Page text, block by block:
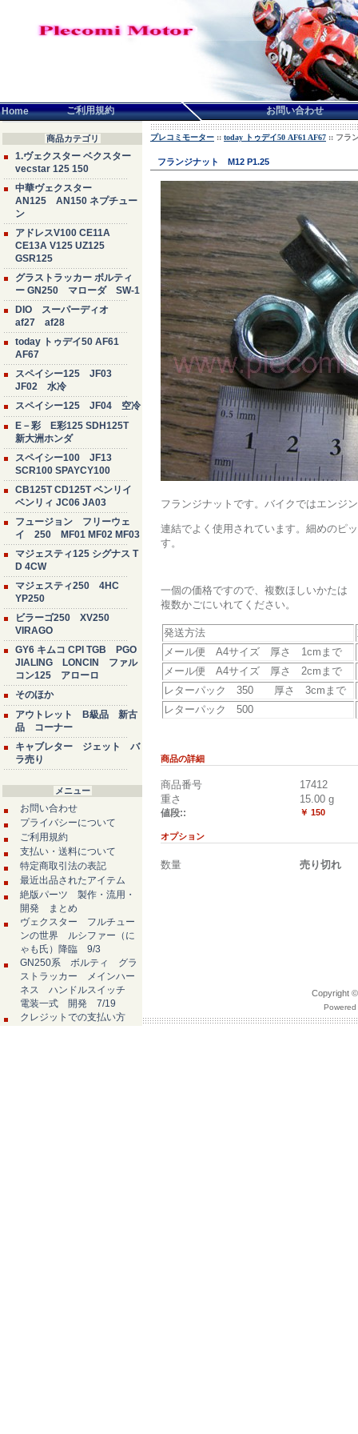
Home ご利用規約 お問い合わせ
商品カテゴリ
1.ヴェクスター ベクスター
vecstar 125 150
中華ヴェクスター
AN125 AN150 ネプチュー
ン
アドレスV100 CE11A
CE13A V125 UZ125
GSR125
グラストラッカー ボルティ
ー GN250 マローダ SW-1
DIO スーパーディオ
af27 af28
today トゥデイ50 AF61
AF67
スペイシー125 JF03
JF02 水冷
スペイシー125 JF04 空冷
E－彩 E彩125 SDH125T
新大洲ホンダ
スペイシー100 JF13
SCR100 SPAYCY100
CB125T CD125T ベンリイ
ベンリィ JC06 JA03
フュージョン フリーウェ
イ 250 MF01 MF02 MF03
マジェスティ125 シグナス T
D 4CW
マジェスティ250 4HC
YP250
ビラーゴ250 XV250
VIRAGO
GY6 キムコ CPI TGB PGO
JIALING LONCIN ファル
コン125 アローロ
そのほか
アウトレット B級品 新古
品 コーナー
キャブレター ジェット バ
ラ売り
メニュー
お問い合わせ
プライバシーについて
ご利用規約
支払い・送料について
特定商取引法の表記
最近出品されたアイテム
絶版パーツ 製作・流用・
開発 まとめ
ヴェクスター フルチュー
ンの世界 ルシファー（に
ゃも氏）降臨 9/3
GN250系 ボルティ グラ
ストラッカー メインハー
ネス ハンドルスイッチ
電装一式 開発 7/19
クレジットでの支払い方
プレコミモーター :: today トゥデイ50 AF61 AF67 :: フラ
フランジナット M12 P1.25
フランジナットです。バイクではエンジ
連結でよく使用されています。細めのピ
す。
一個の価格ですので、複数ほしいかたは
複数かごにいれてください。
発送方法
メール便 A4サイズ 厚さ 1cmまで
メール便 A4サイズ 厚さ 2cmまで
レターパック 350 厚さ 3cmまで
レターパック 500
商品の詳細
商品番号
17412
重さ
15.00 g
値段:: ￥ 150
オプション
数量 売り切れ
Copyright